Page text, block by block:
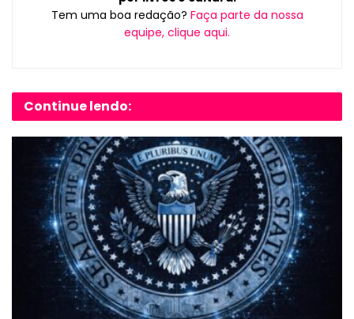
Tem uma boa redação? Faça parte da nossa
equipe, clique aqui.
Continue lendo: